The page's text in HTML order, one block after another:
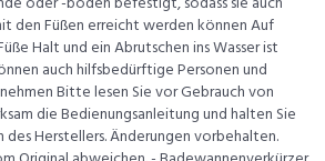
den Füßen erreicht werden können Auf
Halt und ein Abrutschen ins Wasser ist
auch hilfsbedürftige Personen und
Bitte lesen Sie vor Gebrauch von
die Bedienungsanleitung und halten Sie
des Herstellers. Änderungen vorbehalten.